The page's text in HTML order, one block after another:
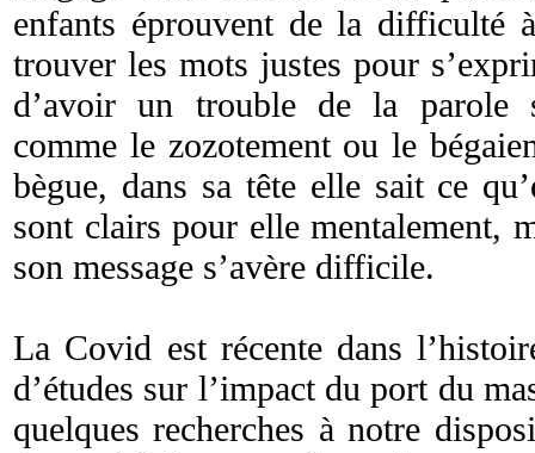
enfants éprouvent de la difficulté
trouver les mots justes pour
d’avoir un trouble de la parole
comme le zozotement ou le
bègue, dans sa tête elle sait ce
sont clairs pour elle mentalement,
son message s’avère difficile.
La Covid est récente dans
d’études sur l’impact du port du
quelques recherches à notre